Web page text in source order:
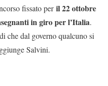
fissato peril 22 ottobre
in giro per l’Italia.
che dal governo qualcuno si
Salvini.